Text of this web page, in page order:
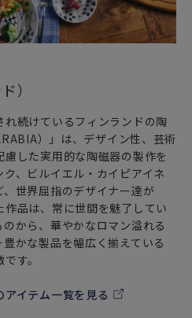
）
続けているフィンランドの陶
）」は、デザイン性、芸術
した実用的な陶磁器の製作を
、ビルイエル・カイピアイネ
世界屈指のデザイナー達が
品は、常に世間を魅了してい
から、華やかなロマン溢れる
かな製品を幅広く揃えている
す。
イテム一覧を見る